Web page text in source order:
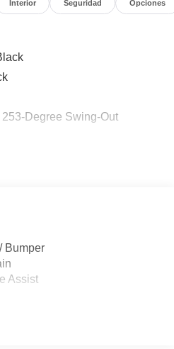
FOR E-TRANSIT-350
Interior Seguridad Opciones
Degree Swing-Out
Bumper
Assist